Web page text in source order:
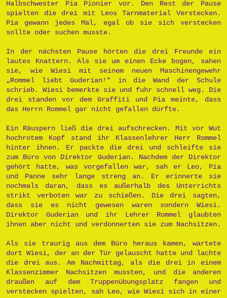
Halbschwester Pia Pionier vor. Den Rest der Pause
spielten die drei mit Leos Tarnmaterial Verstecken.
Pia gewann jedes Mal, egal ob sie sich verstecken
sollte oder suchen musste.
In der nächsten Pause hörten die drei Freunde ein
lautes Knattern. Als sie um einen Ecke bogen, sahen
sie, wie Wiesi mit seinem neuen Maschinengewehr
„Rommel liebt Guderian!“ in die Wand der Schule
schrieb. Wiesi bemerkte sie und fuhr schnell weg. Die
drei standen vor dem Graffiti und Pia meinte, dass
das Herrn Rommel gar nicht gefallen dürfte.
Ein Räuspern ließ die drei aufschrecken. Mit vor Wut
hochrotem Kopf stand ihr Klassenlehrer Herr Rommel
hinter ihnen. Er packte die drei und schleifte sie
zum Büro von Direktor Guderian. Nachdem der Direktor
gehört hatte, was vorgefallen war, sah er Leo, Pia
und Panne sehr lange streng an. Er erinnerte sie
nochmals daran, dass es außerhalb des Unterrichts
strikt verboten war zu schießen. Die drei sagten,
dass sie es nicht gewesen waren sondern Wiesi.
Direktor Guderian und ihr Lehrer Rommel glaubten
ihnen aber nicht und verdonnerten sie zum Nachsitzen.
Als sie traurig aus dem Büro heraus kamen, wartete
dort Wiesi, der an der Tür gelauscht hatte und lachte
die drei aus. Am Nachmittag, als die drei in einem
Klassenzimmer Nachsitzen mussten, und die anderen
draußen auf dem Truppenübungsplatz fangen und
verstecken spielten, sah Leo, wie Wiesi sich in einer